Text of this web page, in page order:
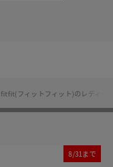
fitfit(フィットフィット)のレディー
8/31まで